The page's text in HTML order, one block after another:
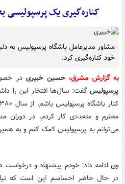
کناره‌گیری یک پرسپولیسی
مشاور مدیرعامل باشگاه پرسپولیس به
خود کناره‌گیری کرد.
به گزارش مشرق، حسین خبیری در
پرسپولیس گفت: سال‌ها افتخار این را
محترم و متعددی کار کردم. در
می‌توانم به پرسپولیس کمک کنم و به
وی ادامه داد: خودم پیشنهاد و درخواست
در حال حاضر احساسم این است که